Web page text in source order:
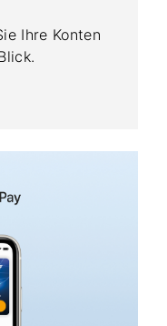
Ihre Konten